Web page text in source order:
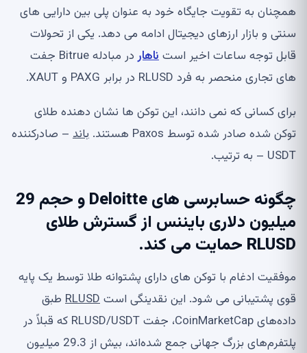
همچنان به تقویت جایگاه خود به عنوان پلی بین دارایی های
سنتی و بازار ارزهای دیجیتال ادامه می دهد. یکی از تحولات
قابل توجه ساعات اخیر استناهار
در مبادله Bitrue جفت
های تجاری منحصر به فرد RLUSD در برابر PAXG و XAUT.
برای کسانی که نمی دانند، این توکن ها نشان دهنده طلای
توکن شده صادر شده توسط Paxos هستند.
باند – صادرکننده
USDT – به ترتیب.
چگونه حسابرسی های Deloitte و حجم 29
میلیون دلاری بایننس از گسترش طلای
RLUSD حمایت می کند.
موفقیت ادغام با توکن های دارای پشتوانه طلا توسط یک پایه
قوی پشتیبانی می شود. این نقدینگی استRLUSD طبق
داده‌های CoinMarketCap، جفت RLUSD/USDT که قبلاً در
پلتفرم‌های بزرگ جهانی جمع شده‌اند، بیش از 29.3 میلیون